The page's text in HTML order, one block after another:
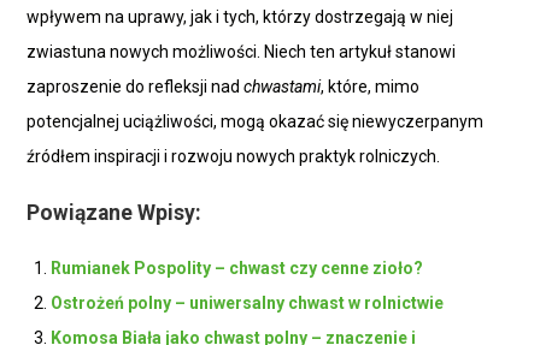
wpływem na uprawy, jak i tych, którzy dostrzegają w niej
zwiastuna nowych możliwości. Niech ten artykuł stanowi
zaproszenie do refleksji nadchwastami, które, mimo
potencjalnej uciążliwości, mogą okazać się niewyczerpanym
źródłem inspiracji i rozwoju nowych praktyk rolniczych.
Powiązane Wpisy:
Rumianek Pospolity – chwast czy cenne zioło?
Ostrożeń polny – uniwersalny chwast w rolnictwie
Komosa Biała jako chwast polny – znaczenie i